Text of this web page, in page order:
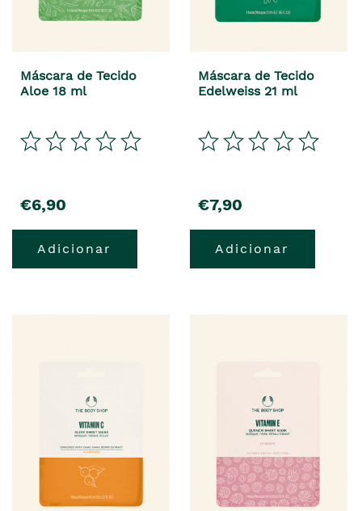
Máscara de Tecido
Aloe 18 ml
€6,90
Adicionar
Máscara de Tecido
Edelweiss 21 ml
€7,90
Adicionar